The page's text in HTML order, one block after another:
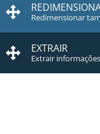
Redimensionar
EXTRAIR
Extrair